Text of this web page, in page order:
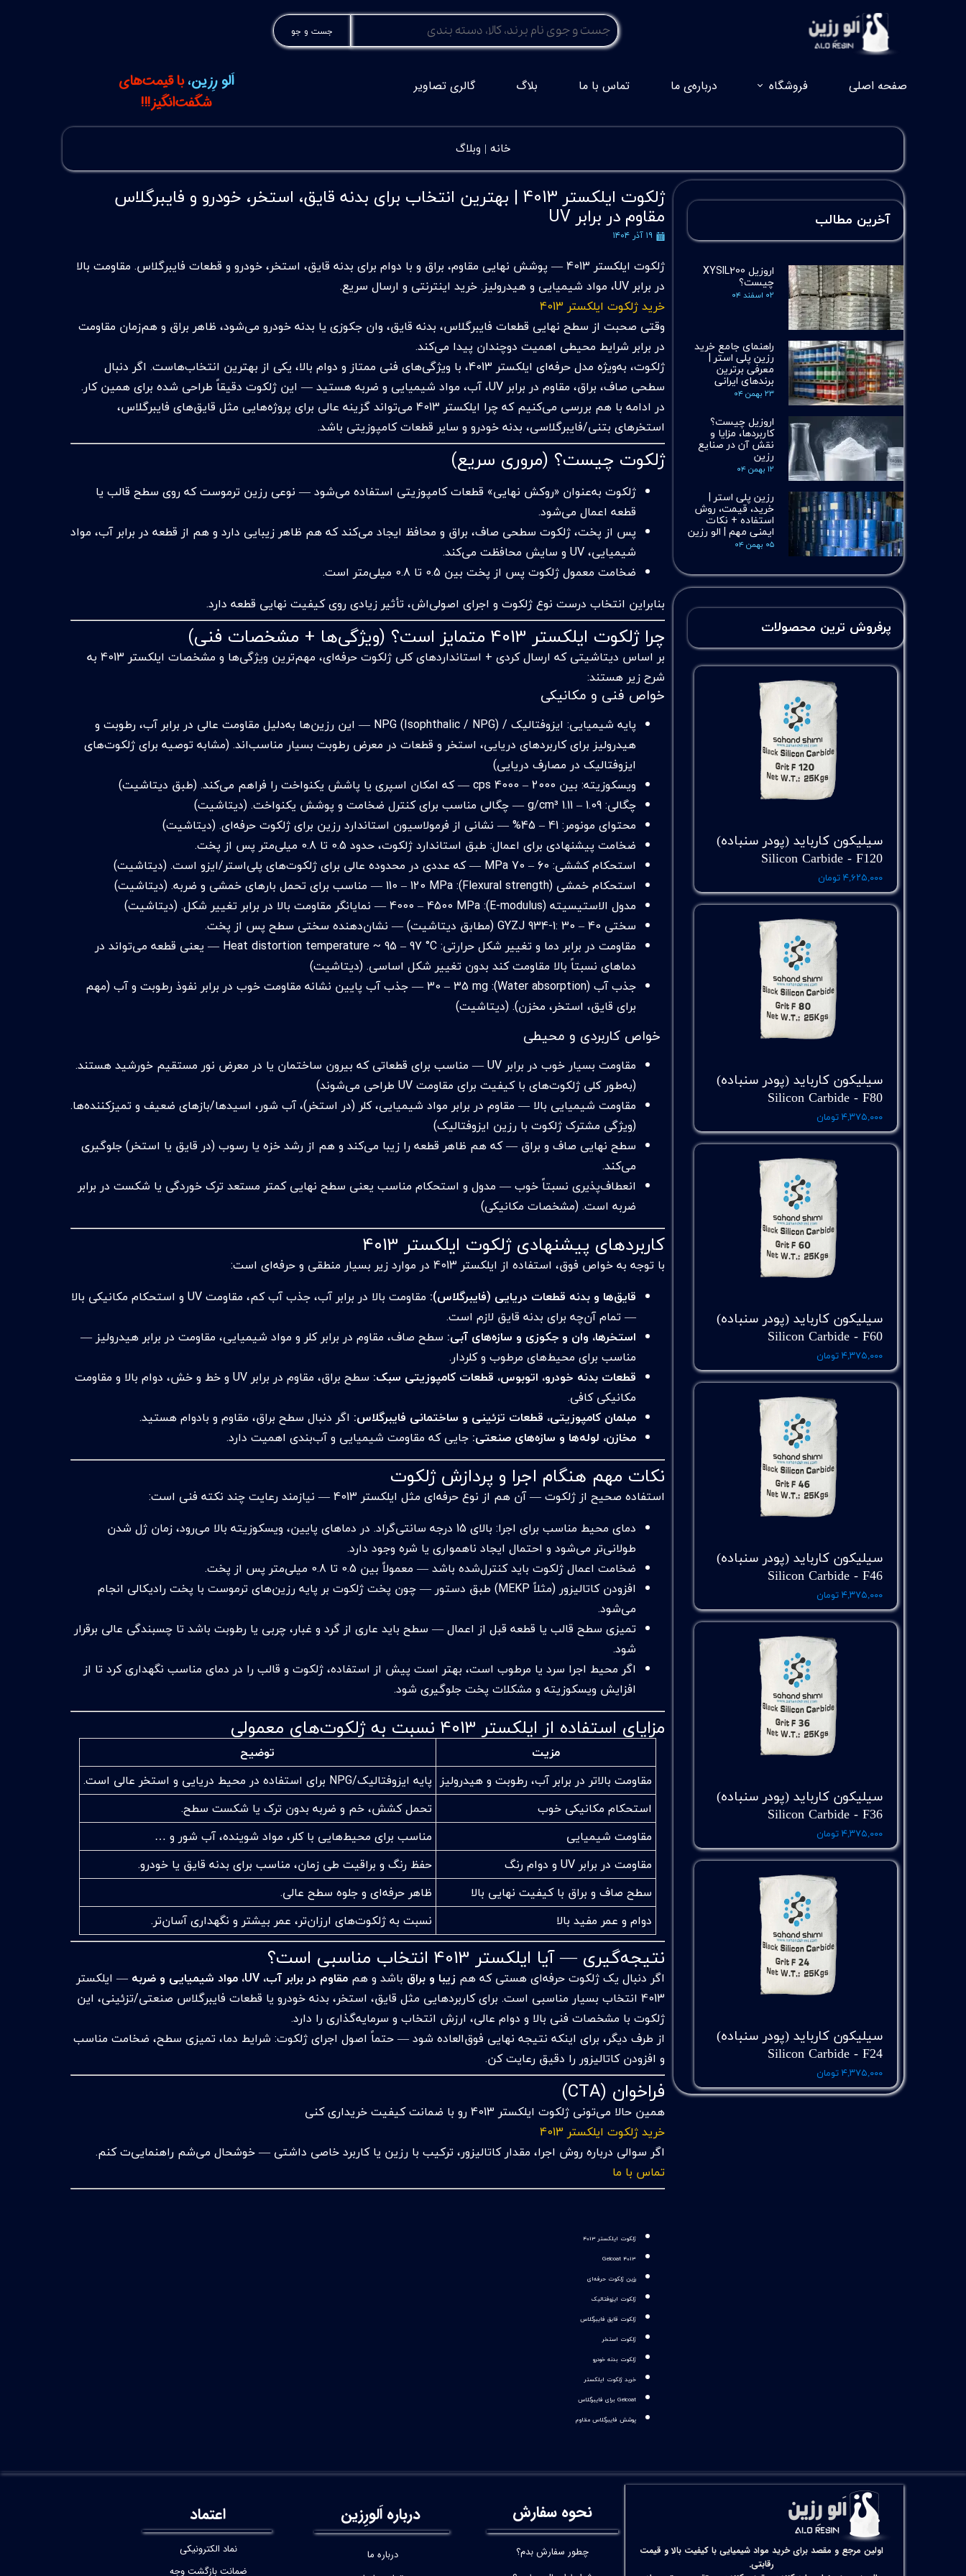
جست و جو
اَلو رِزین،با قیمت‌های
شگفت‌انگیز!!!
صفحه اصلی فروشگاه درباره‌ی ما تماس با ما بلاگ گالری تصاویر
خانه | وبلاگ
ژلکوت ایلکستر 4013 | بهترین انتخاب برای بدنه قایق، استخر، خودرو و فایبرگلاس
مقاوم در برابر UV
۱۹ آذر ۱۴۰۴
ژلکوت ایلکستر 4013 — پوشش نهایی مقاوم، براق و با دوام برای بدنه قایق، استخر، خودرو و قطعات فایبرگلاس. مقاومت بالا
در برابر UV، مواد شیمیایی و هیدرولیز. خرید اینترنتی و ارسال سریع.
خرید ژلکوت ایلکستر 4013
وقتی صحبت از سطح نهایی قطعات فایبرگلاس، بدنه قایق، وان جکوزی یا بدنه خودرو می‌شود، ظاهر براق و هم‌زمان مقاومت
در برابر شرایط محیطی اهمیت دوچندان پیدا می‌کند.
ژلکوت، به‌ویژه مدل حرفه‌ای ایلکستر 4013، با ویژگی‌های فنی ممتاز و دوام بالا، یکی از بهترین انتخاب‌هاست. اگر دنبال
سطحی صاف، براق، مقاوم در برابر UV، آب، مواد شیمیایی و ضربه هستید — این ژلکوت دقیقاً طراحی شده برای همین کار.
در ادامه با هم بررسی می‌کنیم که چرا ایلکستر 4013 می‌تواند گزینه عالی برای پروژه‌هایی مثل قایق‌های فایبرگلاس،
استخرهای بتنی/فایبرگلاسی، بدنه خودرو و سایر قطعات کامپوزیتی باشد.
ژلکوت چیست؟ (مروری سریع)
ژلکوت به‌عنوان «روکش نهایی» قطعات کامپوزیتی استفاده می‌شود — نوعی رزین ترموست که روی سطح قالب یا
قطعه اعمال می‌شود.
پس از پخت، ژلکوت سطحی صاف، براق و محافظ ایجاد می‌کند که هم ظاهر زیبایی دارد و هم از قطعه در برابر آب، مواد
شیمیایی، UV و سایش محافظت می‌کند.
ضخامت معمول ژلکوت پس از پخت بین 0.5 تا 0.8 میلی‌متر است.
بنابراین انتخاب درست نوع ژلکوت و اجرای اصولی‌اش، تأثیر زیادی روی کیفیت نهایی قطعه دارد.
چرا ژلکوت ایلکستر 4013 متمایز است؟ (ویژگی‌ها + مشخصات فنی)
بر اساس دیتاشیتی که ارسال کردی + استانداردهای کلی ژلکوت حرفه‌ای، مهم‌ترین ویژگی‌ها و مشخصات ایلکستر 4013 به
شرح زیر هستند:
خواص فنی و مکانیکی
پایه شیمیایی: ایزوفتالیک / NPG (Isophthalic / NPG) — این رزین‌ها به‌دلیل مقاومت عالی در برابر آب، رطوبت و
هیدرولیز برای کاربردهای دریایی، استخر و قطعات در معرض رطوبت بسیار مناسب‌اند. (مشابه توصیه برای ژلکوت‌های
ایزوفتالیک در مصارف دریایی)
ویسکوزیته: بین 2000 – 4000 cps — که امکان اسپری یا پاشش یکنواخت را فراهم می‌کند. (طبق دیتاشیت)
چگالی: 1.09 – 1.11 g/cm³ — چگالی مناسب برای کنترل ضخامت و پوشش یکنواخت. (دیتاشیت)
محتوای مونومر: 41 – 45% — نشانی از فرمولاسیون استاندارد رزین برای ژلکوت حرفه‌ای. (دیتاشیت)
ضخامت پیشنهادی برای اعمال: طبق استاندارد ژلکوت، حدود 0.5 تا 0.8 میلی‌متر پس از پخت.
استحکام کششی: 60 – 70 MPa — که عددی در محدوده عالی برای ژلکوت‌­­های پلی‌استر/ایزو است. (دیتاشیت)
استحکام خمشی (Flexural strength): 110 – 120 MPa — مناسب برای تحمل بارهای خمشی و ضربه. (دیتاشیت)
مدول الاستیسیته (E-modulus): 4000 – 4500 MPa — نمایانگر مقاومت بالا در برابر تغییر شکل. (دیتاشیت)
سختی GYZJ 934-1: 30 – 40 (مطابق دیتاشیت) — نشان‌دهنده سختی سطح پس از پخت.
مقاومت در برابر دما و تغییر شکل حرارتی: Heat distortion temperature ~ 95 – 97 °C — یعنی قطعه می‌تواند در
دماهای نسبتاً بالا مقاومت کند بدون تغییر شکل اساسی. (دیتاشیت)
جذب آب (Water absorption): 30 – 35 mg — جذب آب پایین نشانه مقاومت خوب در برابر نفوذ رطوبت و آب (مهم
برای قایق، استخر، مخزن). (دیتاشیت)
خواص کاربردی و محیطی
مقاومت بسیار خوب در برابر UV — مناسب برای قطعاتی که بیرون ساختمان یا در معرض نور مستقیم خورشید هستند.
(به‌طور کلی ژلکوت‌های با کیفیت برای مقاومت UV طراحی می‌شوند)
مقاومت شیمیایی بالا — مقاوم در برابر مواد شیمیایی، کلر (در استخر)، آب شور، اسیدها/بازهای ضعیف و تمیزکننده‌ها.
(ویژگی مشترک ژلکوت با رزین ایزوفتالیک)
سطح نهایی صاف و براق — که هم ظاهر قطعه را زیبا می‌کند و هم از رشد خزه یا رسوب (در قایق یا استخر) جلوگیری
می‌کند.
انعطاف‌پذیری نسبتاً خوب — مدول و استحکام مناسب یعنی سطح نهایی کمتر مستعد ترک خوردگی یا شکست در برابر
ضربه است. (مشخصات مکانیکی)
کاربردهای پیشنهادی ژلکوت ایلکستر 4013
با توجه به خواص فوق، استفاده از ایلکستر 4013 در موارد زیر بسیار منطقی و حرفه‌ای است:
قایق‌ها و بدنه قطعات دریایی (فایبرگلاس):
مقاومت بالا در برابر آب، جذب آب کم، مقاومت UV و استحکام مکانیکی بالا
— تمام آن‌چه برای بدنه قایق لازم است.
استخرها، وان و جکوزی و سازه‌های آبی: سطح صاف، مقاوم در برابر کلر و مواد شیمیایی، مقاومت در برابر هیدرولیز —
مناسب برای محیط‌های مرطوب و کلردار.
قطعات بدنه خودرو، اتوبوس، قطعات کامپوزیتی سبک:
سطح براق، مقاوم در برابر UV و خط و خش، دوام بالا و مقاومت
مکانیکی کافی.
مبلمان کامپوزیتی، قطعات تزئینی و ساختمانی فایبرگلاس: اگر دنبال سطح براق، مقاوم و بادوام هستید.
مخازن، لوله‌ها و سازه‌های صنعتی: جایی که مقاومت شیمیایی و آب‌بندی اهمیت دارد.
نکات مهم هنگام اجرا و پردازش ژلکوت
استفاده صحیح از ژلکوت — آن هم از نوع حرفه‌ای مثل ایلکستر 4013 — نیازمند رعایت چند نکته فنی است:
دمای محیط مناسب برای اجرا: بالای 15 درجه سانتی‌گراد. در دماهای پایین، ویسکوزیته بالا می‌رود، زمان ژل شدن
طولانی‌تر می‌شود و احتمال ایجاد ناهمواری یا شره وجود دارد.
ضخامت اعمال ژلکوت باید کنترل‌شده باشد — معمولاً بین 0.5 تا 0.8 میلی‌متر پس از پخت.
افزودن کاتالیزور (مثلاً MEKP) طبق دستور — چون پخت ژلکوت بر پایه رزین‌های ترموست با پخت رادیکالی انجام
می‌شود.
تمیزی سطح قالب یا قطعه قبل از اعمال — سطح باید عاری از گرد و غبار، چربی یا رطوبت باشد تا چسبندگی عالی برقرار
شود.
اگر محیط اجرا سرد یا مرطوب است، بهتر است پیش از استفاده، ژلکوت و قالب را در دمای مناسب نگهداری کرد تا از
افزایش ویسکوزیته و مشکلات پخت جلوگیری شود.
مزایای استفاده از ایلکستر 4013 نسبت به ژلکوت‌های معمولی
مزیت
توضیح
مقاومت بالاتر در برابر آب، رطوبت و هیدرولیز پایه ایزوفتالیک/NPG برای استفاده در محیط دریایی و استخر عالی است.
استحکام مکانیکی خوب
تحمل کشش، خم و ضربه بدون ترک یا شکست سطح.
مقاومت شیمیایی
مناسب برای محیط‌هایی با کلر، مواد شوینده، آب شور و …
مقاومت در برابر UV و دوام رنگ
حفظ رنگ و براقیت طی زمان، مناسب برای بدنه قایق یا خودرو.
سطح صاف و براق با کیفیت نهایی بالا
ظاهر حرفه‌ای و جلوه سطح عالی.
دوام و عمر مفید بالا
نسبت به ژلکوت‌های ارزان‌تر، عمر بیشتر و نگهداری آسان‌تر.
نتیجه‌گیری — آیا ایلکستر 4013 انتخاب مناسبی است؟
اگر دنبال یک ژلکوت حرفه‌ای هستی که هم زیبا و براق باشد و هممقاوم در برابر آب، UV، مواد شیمیایی و ضربه
— ایلکستر
4013 انتخاب بسیار مناسبی است. برای کاربردهایی مثل قایق، استخر، بدنه خودرو یا قطعات فایبرگلاس صنعتی/تزئینی، این
ژلکوت با مشخصات فنی بالا و دوام عالی، ارزش انتخاب و سرمایه‌گذاری را دارد.
از طرف دیگر، برای اینکه نتیجه نهایی فوق‌العاده شود — حتماً اصول اجرای ژلکوت: شرایط دما، تمیزی سطح، ضخامت مناسب
و افزودن کاتالیزور را دقیق رعایت کن.
فراخوان (CTA)
همین حالا می‌تونی ژلکوت ایلکستر 4013 رو با ضمانت کیفیت خریداری کنی
خرید ژلکوت ایلکستر 4013
اگر سوالی درباره روش اجرا، مقدار کاتالیزور، ترکیب با رزین یا کاربرد خاصی داشتی — خوشحال می‌شم راهنمایی‌ت کنم.
تماس با ما
ژلکوت ایلکستر 4013
Gelcoat 4013
رزین ژلکوت حرفه‌ای
ژلکوت ایزوفتالیک
ژلکوت قایق فایبرگلاس
ژلکوت استخر
ژلکوت بدنه خودرو
خرید ژلکوت ایلکستر
Gelcoat برای فایبرگلاس
پوشش فایبرگلاس مقاوم
سیلیکون کارباید (پودر سنباده)
Silicon Carbide - F120
۴,۶۲۵,۰۰۰ تومان
سیلیکون کارباید (پودر سنباده)
Silicon Carbide - F80
۴,۳۷۵,۰۰۰ تومان
سیلیکون کارباید (پودر سنباده)
Silicon Carbide - F60
۴,۳۷۵,۰۰۰ تومان
سیلیکون کارباید (پودر سنباده)
Silicon Carbide - F46
۴,۳۷۵,۰۰۰ تومان
سیلیکون کارباید (پودر سنباده)
Silicon Carbide - F36
۴,۳۷۵,۰۰۰ تومان
سیلیکون کارباید (پودر سنباده)
Silicon Carbide - F24
۴,۳۷۵,۰۰۰ تومان
پرفروش ترین محصولات
آخرین مطالب
اروزیل XYSIL200
چیست؟
۰۲ اسفند ۰۴
راهنمای جامع خرید
رزین پلی استر |
معرفی برترین
برندهای ایرانی
۲۳ بهمن ۰۴
اروزیل چیست؟
کاربردها، مزایا و
نقش آن در صنایع
رزین
۱۲ بهمن ۰۴
رزین پلی استر |
خرید، قیمت، روش
استفاده + نکات
ایمنی مهم | الو رزین
۰۵ بهمن ۰۴
اولین مرجع و مقصد برای خرید مواد شیمیایی با کیفیت بالا و قیمت
رقابتی.
نحوه سفارش
چطور سفارش بدم؟
اعتماد
نماد الکترونیکی
ضمانت بازگشت وجه
درباره اَلورِزین
درباره ما